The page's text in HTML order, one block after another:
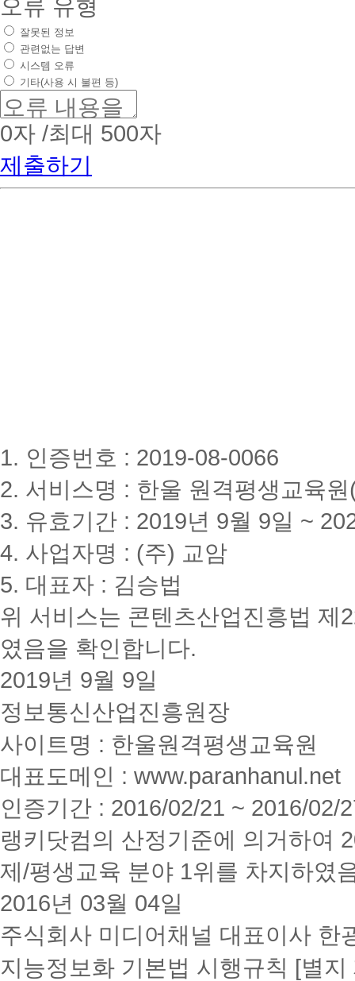
오류 유형
잘못된 정보
관련없는 답변
시스템 오류
기타(사용 시 불편 등)
0자 /최대 500자
제출하기
1. 인증번호 : 2019-08-0066
2. 서비스명 : 한울 원격평생교육
3. 유효기간 : 2019년 9월 9일 ~
4. 사업자명 : (주) 교암
5. 대표자 : 김승법
위 서비스는 콘텐츠산업진흥법 제
였음을 확인합니다.
2019년 9월 9일
정보통신산업진흥원장
사이트명 : 한울원격평생교육원
대표도메인 : www.paranhanul.net
인증기간 : 2016/02/21 ~ 2016/02/
랭키닷컴의 산정기준에 의거하여
제/평생교육 분야 1위를 차지하였
2016년 03월 04일
주식회사 미디어채널 대표이사 한
지능정보화 기본법 시행규칙 [별지